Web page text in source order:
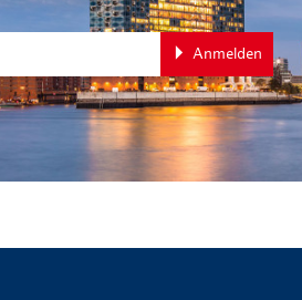
Anmelden